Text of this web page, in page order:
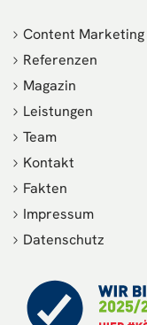
Content Marketing
Referenzen
Magazin
Leistungen
Team
Kontakt
Fakten
Impressum
Datenschutz